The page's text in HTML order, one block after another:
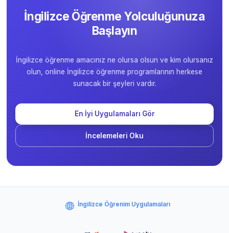
İngilizce Öğrenme Yolculuğunuza
Başlayın
İngilizce öğrenme amacınız ne olursa olsun ve kim olursanız
olun, online İngilizce öğrenme programlarının herkese
sunacak bir şeyleri vardır.
En İyi Uygulamaları Gör
İncelemeleri Oku
İngilizce Öğrenim Uygulamaları